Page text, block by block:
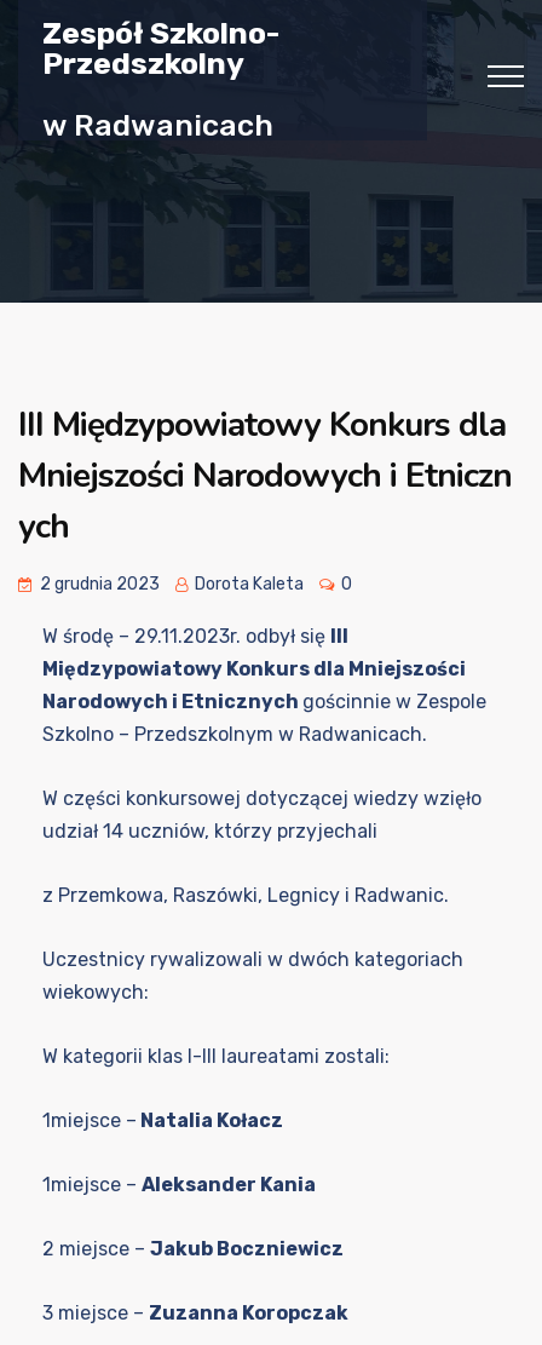
Zespół Szkolno-
Przedszkolny
w Radwanicach
III Międzypowiatowy Konkurs dla
Mniejszości Narodowych i Etniczn
ych
2 grudnia 2023 Dorota Kaleta 0
W środę – 29.11.2023r. odbył się III
Międzypowiatowy Konkurs dla Mniejszości
Narodowych i Etnicznych gościnnie w Zespole
Szkolno – Przedszkolnym w Radwanicach.
W części konkursowej dotyczącej wiedzy wzięło
udział 14 uczniów, którzy przyjechali
z Przemkowa, Raszówki, Legnicy i Radwanic.
Uczestnicy rywalizowali w dwóch kategoriach
wiekowych:
W kategorii klas I-III laureatami zostali:
1miejsce – Natalia Kołacz
1miejsce – Aleksander Kania
2 miejsce – Jakub Boczniewicz
3 miejsce – Zuzanna Koropczak